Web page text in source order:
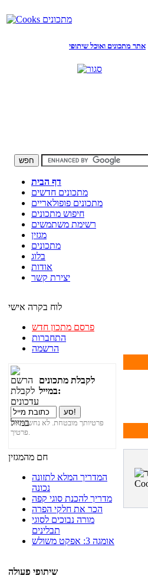
אתר מתכונים ואוכל שיתופי
דף הבית
מתכונים חדשים
מתכונים פופולאריים
חיפוש מתכונים
רשימת משתמשים
מגזין
מתכונים
בלוג
אודות
יצירת קשר
לוח בקרה אישי
פרסם מתכון חדש
התחברות
הרשמה
לקבלת מתכונים
במייל:
פרטיותך מובטחת. לא נחשוף את
פרטיך.
חם מהמגזין
המדריך המלא לתזונה
נכונה
מדריך להכנת סוגי קפה
הכר את חלקי הפרה
מורה נבוכים לסוגי
תבלינים
אומגה 3: אפקט משולש
שיתופי פעולה